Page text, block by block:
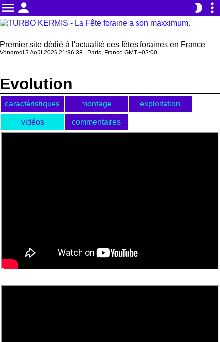
menu person brightness_2 more_vert
Premier site dédié à l'actualité des fêtes foraines en France
Vendredi 7 Août 2026 21:36:38 - Paris, France GMT +02:00
Evolution
caractéristiques montage exploitation
vidéos commentaires